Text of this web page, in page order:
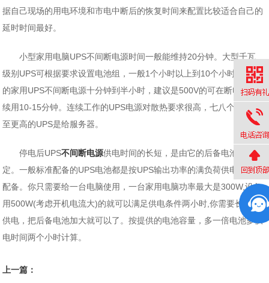
据自己现场的用电环境和市电中断后的恢复时间来配置比较适合自己的
延时时间最好。
小型家用电脑UPS不间断电源时间一般能维持20分钟。大型千瓦
级别UPS可根据要求设置电池组，一般1个小时以上到10个小时。普通
的家用UPS不间断电源十分钟到半小时，建议是500V的可在断电后再
续用10-15分钟。连续工作的UPS电源对散热要求很高，七八个小时甚
至更高的UPS是给服务器。
停电后UPS不间断电源供电时间的长短，是由它的后备电池来决
定。一般标准配备的UPS电池都是按UPS输出功率的满负荷供电一小时
配备。你只需要给一台电脑使用，一台家用电脑功率最大是300W,设备
用500W(考虑开机电流大)的就可以满足供电条件两小时,你需要长时间
供电，把后备电池加大就可以了。按提供的电池容量，多一倍电池多供
电时间两个小时计算。
上一篇：